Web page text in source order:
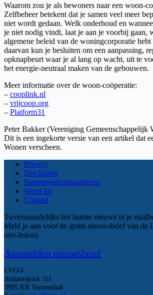
Waarom zou je als bewoners naar een woon-
Zelfbeheer betekent dat je samen veel meer
niet wordt gedaan. Welk onderhoud en
je niet nodig vindt, laat je aan je voorbij gaan,
algemene beleid van de woningcorporatie
daarvan kun je besluiten om een aanpassing,
opknapbeurt waar je al lang op wacht, uit te
het energie-neutraal maken van de gebouwen.
Meer informatie over de woon-coöperatie:
– cooplink.nl
– vrijcoop.org
– Platform31
Peter Bakker (Vereniging Gemeenschappelijk
Dit is een ingekorte versie van een artikel dat
Wonen verscheen.
Privacy
Disclaimer
Samenwerkingspartners
Word lid
Contact
Tweemaandelijks het laatste nieuws in je
Meld je aan voor de gratis nieuwsbrief van
niet-leden).
Aanmelden nieuwsbrief
LVGO
Atalantapark 111
3905 KR Veenendaal